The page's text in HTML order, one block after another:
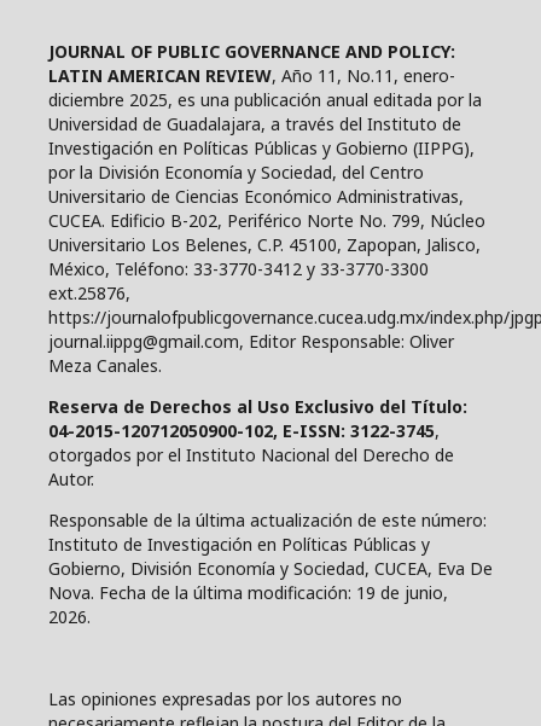
JOURNAL OF PUBLIC GOVERNANCE AND POLICY:
LATIN AMERICAN REVIEW, Año 11, No.11, enero-
diciembre 2025, es una publicación anual editada por la
Universidad de Guadalajara, a través del Instituto de
Investigación en Políticas Públicas y Gobierno (IIPPG),
por la División Economía y Sociedad, del Centro
Universitario de Ciencias Económico Administrativas,
CUCEA. Edificio B-202, Periférico Norte No. 799, Núcleo
Universitario Los Belenes, C.P. 45100, Zapopan, Jalisco,
México, Teléfono: 33-3770-3412 y 33-3770-3300
ext.25876,
https://journalofpublicgovernance.cucea.udg.mx/index.php/
journal.iippg@gmail.com, Editor Responsable: Oliver
Meza Canales.
Reserva de Derechos al Uso Exclusivo del Título:
04-2015-120712050900-102, E-ISSN: 3122-3745,
otorgados por el Instituto Nacional del Derecho de
Autor.
Responsable de la última actualización de este número:
Instituto de Investigación en Políticas Públicas y
Gobierno, División Economía y Sociedad, CUCEA, Eva De
Nova. Fecha de la última modificación: 19 de junio,
2026.
Las opiniones expresadas por los autores no